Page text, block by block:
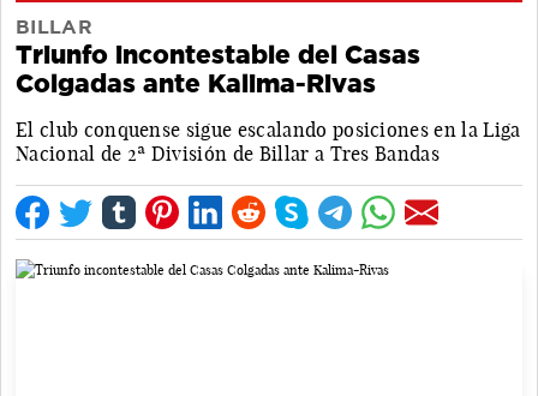
BILLAR
Triunfo incontestable del Casas
Colgadas ante Kalima-Rivas
El club conquense sigue escalando posiciones en la Liga
Nacional de 2ª División de Billar a Tres Bandas